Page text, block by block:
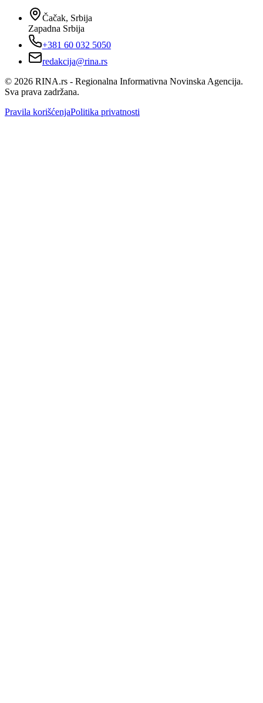
Čačak, Srbija
Zapadna Srbija
+381 60 032 5050
redakcija@rina.rs
© 2026 RINA.rs - Regionalna Informativna Novinska Agencija.
Sva prava zadržana.
Pravila korišćenjaPolitika privatnosti